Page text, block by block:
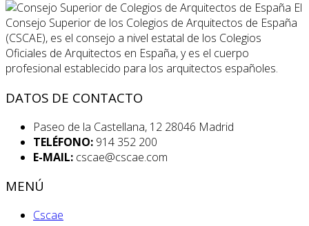
El
Consejo Superior de los Colegios de Arquitectos de España
(CSCAE), es el consejo a nivel estatal de los Colegios
Oficiales de Arquitectos en España, y es el cuerpo
profesional establecido para los arquitectos españoles.
DATOS DE CONTACTO
Paseo de la Castellana, 12 28046 Madrid
TELÉFONO: 914 352 200
E-MAIL: cscae@cscae.com
MENÚ
Cscae